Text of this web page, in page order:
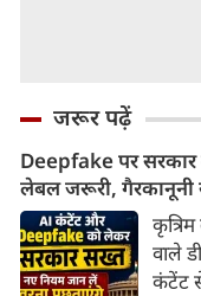
जरूर पढ़ें
Deepfake पर
लेबल जरूरी, गैरकानूनी
होगी, नए नियम जान लें
वाले
कंटेंट